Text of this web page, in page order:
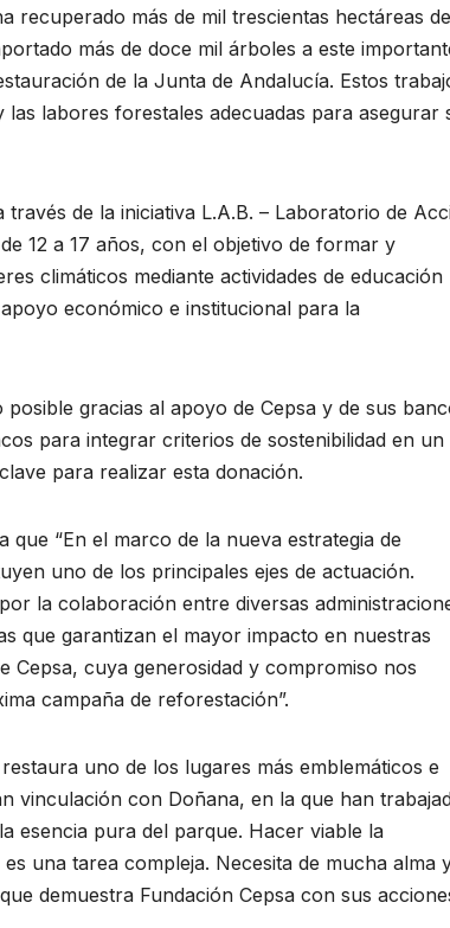
recuperado más de mil trescientas hectáreas
más de doce mil árboles a este
de la Junta de Andalucía. Estos
labores forestales adecuadas para asegurar
de la iniciativa L.A.B. – Laboratorio de
12 a 17 años, con el objetivo de formar y
climáticos mediante actividades de educación
económico e institucional para la
gracias al apoyo de Cepsa y de sus
para integrar criterios de sostenibilidad en un
para realizar esta donación.
“En el marco de la nueva estrategia de
uno de los principales ejes de actuación.
la colaboración entre diversas
que garantizan el mayor impacto en nuestras
Cepsa, cuya generosidad y compromiso nos
campaña de reforestación”.
uno de los lugares más emblemáticos e
vinculación con Doñana, en la que han
esencia pura del parque. Hacer viable la
una tarea compleja. Necesita de mucha alma
demuestra Fundación Cepsa con sus